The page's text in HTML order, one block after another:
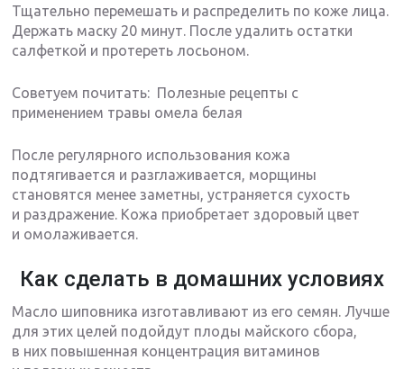
Тщательно перемешать и распределить по коже лица.
Держать маску 20 минут. После удалить остатки
салфеткой и протереть лосьоном.
Советуем почитать: Полезные рецепты с
применением травы омела белая
После регулярного использования кожа
подтягивается и разглаживается, морщины
становятся менее заметны, устраняется сухость
и раздражение. Кожа приобретает здоровый цвет
и омолаживается.
Как сделать в домашних условиях
Масло шиповника изготавливают из его семян. Лучше
для этих целей подойдут плоды майского сбора,
в них повышенная концентрация витаминов